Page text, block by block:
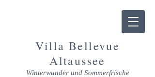
Villa Bellevue
Altaussee
Winterwunder und Sommerfrische